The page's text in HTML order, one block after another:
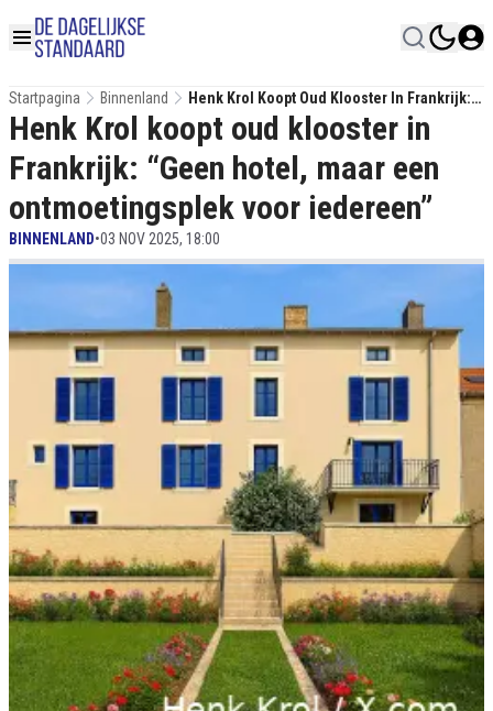
Startpagina Binnenland
Henk Krol Koopt Oud Klooster In Frankrijk:
“Geen Hotel, Maar Een Ontmoetingsplek
Voor Iedereen”
Henk Krol koopt oud klooster in
Frankrijk: “Geen hotel, maar een
ontmoetingsplek voor iedereen”
BINNENLAND•03 NOV 2025, 18:00